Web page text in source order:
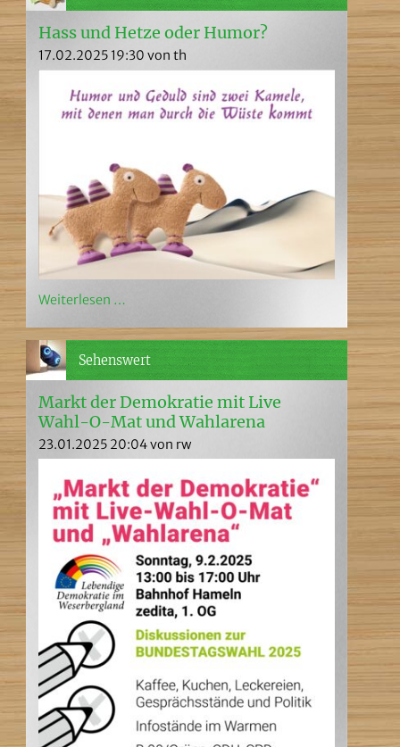
Hass und Hetze oder Humor?
17.02.2025 19:30 von th
Weiterlesen …
Sehenswert
Markt der Demokratie mit Live
Wahl-O-Mat und Wahlarena
23.01.2025 20:04von rw